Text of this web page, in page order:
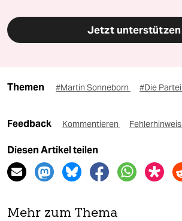
Jetzt unterstützen
Themen #Martin Sonneborn #Die Partei
Feedback Kommentieren Fehlerhinweis
Diesen Artikel teilen
Mehr zum Thema